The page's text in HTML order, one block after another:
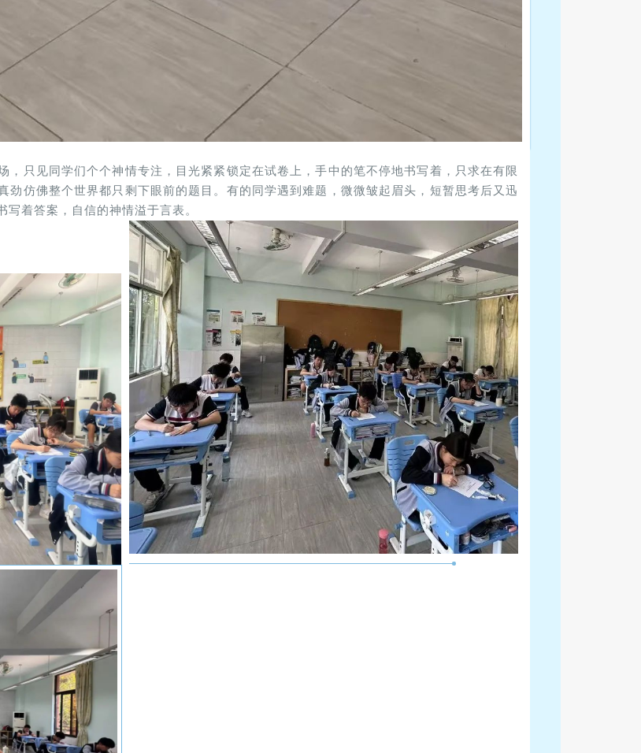
，只见同学们个个神情专注，目光紧紧锁定在试卷上，手中的笔不停地书写着，只求在有限
劲仿佛整个世界都只剩下眼前的题目。有的同学遇到难题，微微皱起眉头，短暂思考后又迅
着答案，自信的神情溢于言表。